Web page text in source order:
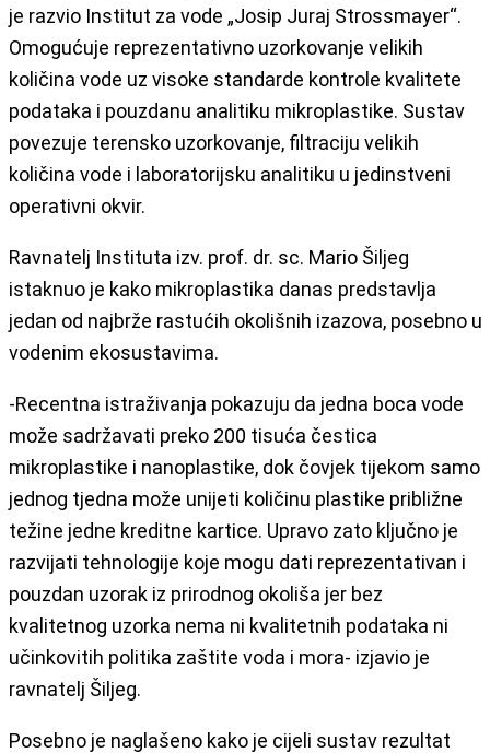
je razvio Institut za vode „Josip Juraj Strossmayer“.
Omogućuje reprezentativno uzorkovanje velikih
količina vode uz visoke standarde kontrole kvalitete
podataka i pouzdanu analitiku mikroplastike. Sustav
povezuje terensko uzorkovanje, filtraciju velikih
količina vode i laboratorijsku analitiku u jedinstveni
operativni okvir.
Ravnatelj Instituta izv. prof. dr. sc. Mario Šiljeg
istaknuo je kako mikroplastika danas predstavlja
jedan od najbrže rastućih okolišnih izazova, posebno u
vodenim ekosustavima.
-Recentna istraživanja pokazuju da jedna boca vode
može sadržavati preko 200 tisuća čestica
mikroplastike i nanoplastike, dok čovjek tijekom samo
jednog tjedna može unijeti količinu plastike približne
težine jedne kreditne kartice. Upravo zato ključno je
razvijati tehnologije koje mogu dati reprezentativan i
pouzdan uzorak iz prirodnog okoliša jer bez
kvalitetnog uzorka nema ni kvalitetnih podataka ni
učinkovitih politika zaštite voda i mora- izjavio je
ravnatelj Šiljeg.
Posebno je naglašeno kako je cijeli sustav rezultat